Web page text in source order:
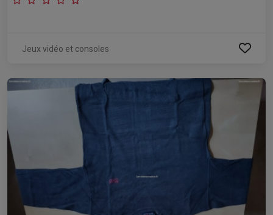
Jeux vidéo et consoles